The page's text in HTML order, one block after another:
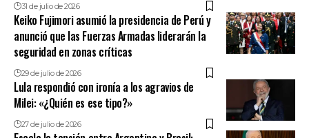
31 de julio de 2026
Keiko Fujimori asumió la presidencia de Perú y
anunció que las Fuerzas Armadas liderarán la
seguridad en zonas críticas
29 de julio de 2026
Lula respondió con ironía a los agravios de
Milei: «¿Quién es ese tipo?»
27 de julio de 2026